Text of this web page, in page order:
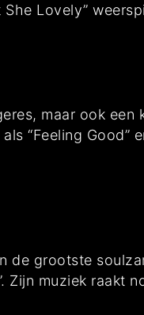
She Lovely”
maar ook
“Feeling Good”
de grootste
Zijn muziek